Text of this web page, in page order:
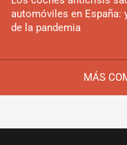
MÁS
automóviles en
de la pandemia